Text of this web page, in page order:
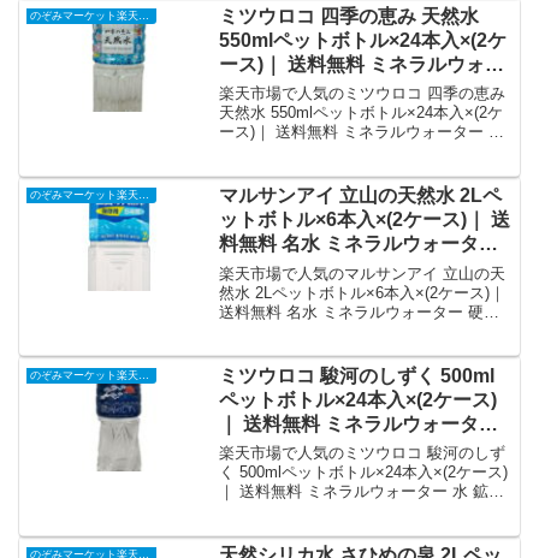
別・ポイント1倍）。実ユーザーレビュー
0件・平均評価0の商品情報・購入方法ま
とめ。
ミツウロコ 四季の恵み 天然水
550mlペットボトル×24本入×(2ケ
ース)｜ 送料無料 ミネラルウォー
ター 水 鉱水 養老山地 天然水｜価
格・送料・ポイント還元まとめ
楽天市場で人気のミツウロコ 四季の恵み
天然水 550mlペットボトル×24本入×(2ケ
ース)｜ 送料無料 ミネラルウォーター 水
中（送料別・ポイント1倍）。実ユーザー
レビュー0件・平均評価0の商品情報・購
入方法まとめ。
のぞみマーケット楽天市場店
マルサンアイ 立山の天然水 2Lペ
ットボトル×6本入×(2ケース)｜ 送
料無料 名水 ミネラルウォーター
硬水｜価格・送料・ポイント還元
まとめ
楽天市場で人気のマルサンアイ 立山の天
然水 2Lペットボトル×6本入×(2ケース)｜
送料無料 名水 ミネラルウォーター 硬水
ト1倍）。実ユーザーレビュー0件・平均
評価0の商品情報・購入方法まとめ。
ミツウロコ 駿河のしずく 500ml
ペットボトル×24本入×(2ケース)
｜ 送料無料 ミネラルウォーター
水 鉱水 軟水 天然水｜価格・送
料・ポイント還元まとめ
楽天市場で人気のミツウロコ 駿河のしず
く 500mlペットボトル×24本入×(2ケース)
｜ 送料無料 ミネラルウォーター 水 鉱水
別・ポイント1倍）。実ユーザーレビュー